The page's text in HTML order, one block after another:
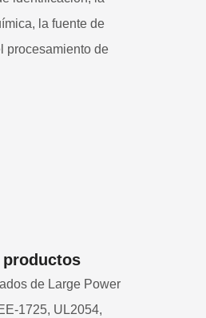
la fuente de
procesamiento de
de Large Power
1725, UL2054,